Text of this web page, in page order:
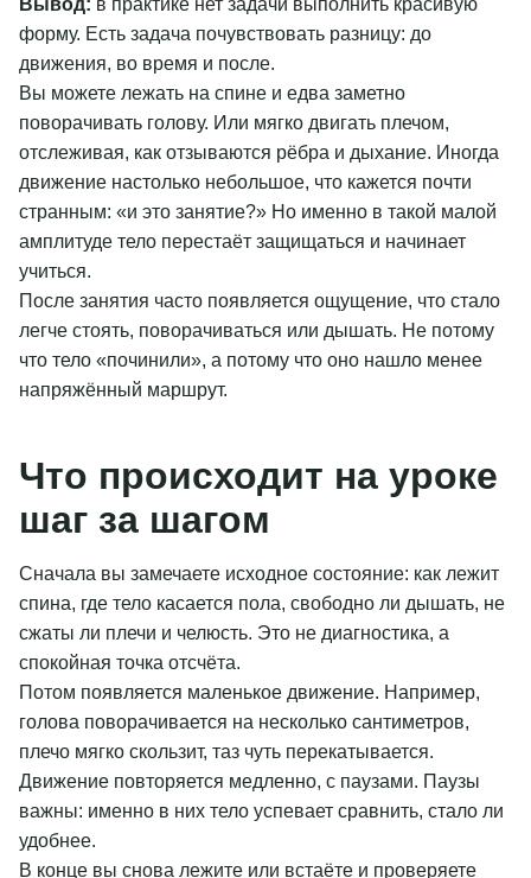
Вывод: в практике нет задачи выполнить красивую
форму. Есть задача почувствовать разницу: до
движения, во время и после.
Вы можете лежать на спине и едва заметно
поворачивать голову. Или мягко двигать плечом,
отслеживая, как отзываются рёбра и дыхание. Иногда
движение настолько небольшое, что кажется почти
странным: «и это занятие?» Но именно в такой малой
амплитуде тело перестаёт защищаться и начинает
учиться.
После занятия часто появляется ощущение, что стало
легче стоять, поворачиваться или дышать. Не потому
что тело «починили», а потому что оно нашло менее
напряжённый маршрут.
Что происходит на уроке
шаг за шагом
Сначала вы замечаете исходное состояние: как лежит
спина, где тело касается пола, свободно ли дышать, не
сжаты ли плечи и челюсть. Это не диагностика, а
спокойная точка отсчёта.
Потом появляется маленькое движение. Например,
голова поворачивается на несколько сантиметров,
плечо мягко скользит, таз чуть перекатывается.
Движение повторяется медленно, с паузами. Паузы
важны: именно в них тело успевает сравнить, стало ли
удобнее.
В конце вы снова лежите или встаёте и проверяете